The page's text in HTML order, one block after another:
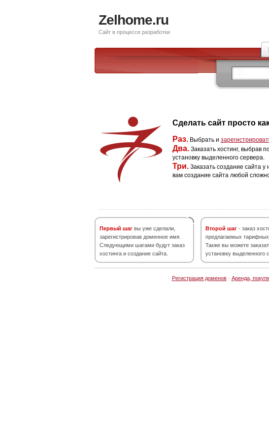
Zelhome.ru
Сайт в процессе разработки
Сделать сайт просто
Раз. Выбрать и
Два. Заказать хостинг, выбрав
установку выделенного сервера.
Три. Заказать создание сайта
вам создание сайта любой
Первый шаг вы уже сделали,
зарегистрировав доменное имя.
Следующими шагами будут заказ
хостинга и создание сайта.
Второй шаг - заказ
предлагаемых тарифных
Также вы можете
установку выделенного
Регистрация доменов· Аренда,